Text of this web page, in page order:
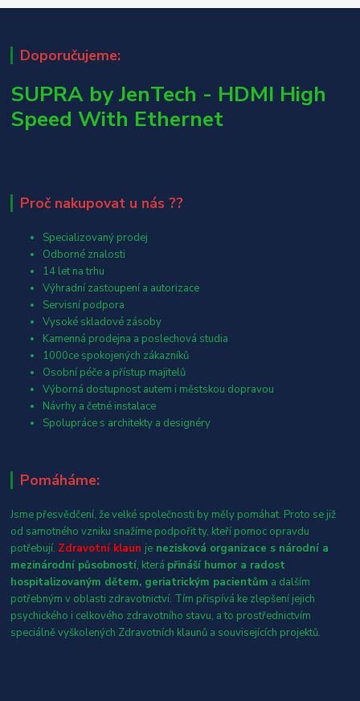
Doporučujeme:
SUPRA by JenTech - HDMI High
Speed With Ethernet
Proč nakupovat u nás ??
Specializovaný prodej
Odborné znalosti
14 let na trhu
Výhradní zastoupení a autorizace
Servisní podpora
Vysoké skladové zásoby
Kamenná prodejna a poslechová studia
1000ce spokojených zákazníků
Osobní péče a přístup majitelů
Výborná dostupnost autem i městskou dopravou
Návrhy a četné instalace
Spolupráce s architekty a designéry
Pomáháme:
Jsme přesvědčení, že velké společnosti by měly pomáhat. Proto se již
od samotného vzniku snažíme podpořit ty, kteří pomoc opravdu
potřebují. Zdravotní klaun je nezisková organizace s národní a
mezinárodní působností, která přináší humor a radost
hospitalizovaným dětem, geriatrickým pacientům a dalším
potřebným v oblasti zdravotnictví. Tím přispívá ke zlepšení jejich
psychického i celkového zdravotního stavu, a to prostřednictvím
speciálně vyškolených Zdravotních klaunů a souvisejících projektů.